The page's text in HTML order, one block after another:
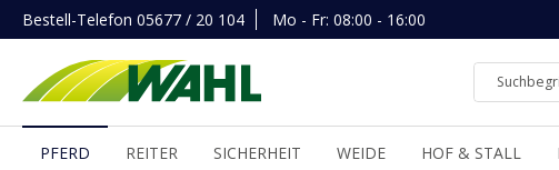
springen
Bestell-Telefon 05677 / 20 104 Mo - Fr: 08:00 - 16:00
PFERD REITER SICHERHEIT WEIDE HOF & STALL